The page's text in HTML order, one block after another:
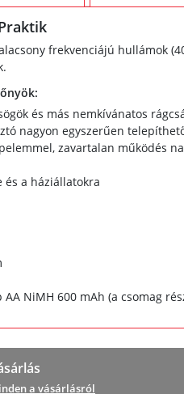
frekvenciájú hullámok
és más nemkívánatos
nagyon egyszerűen
zavartalan működés
és a háziállatokra
NiMH 600 mAh (a csomag
a vásárlásról